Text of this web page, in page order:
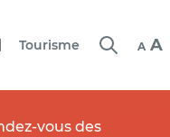
Tourisme A A
vous des